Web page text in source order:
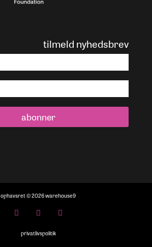
tilmeld nyhedsbrev
abonner
ophavsret © 2026 warehouse9
privatlivspolitik